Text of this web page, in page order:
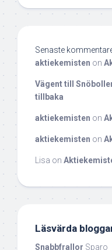
Senaste
aktiekemisten on
Vägent till
tillbaka
aktiekemisten on
aktiekemisten on
Lisa on
Läsvärda
Snabbfrallor Sparo